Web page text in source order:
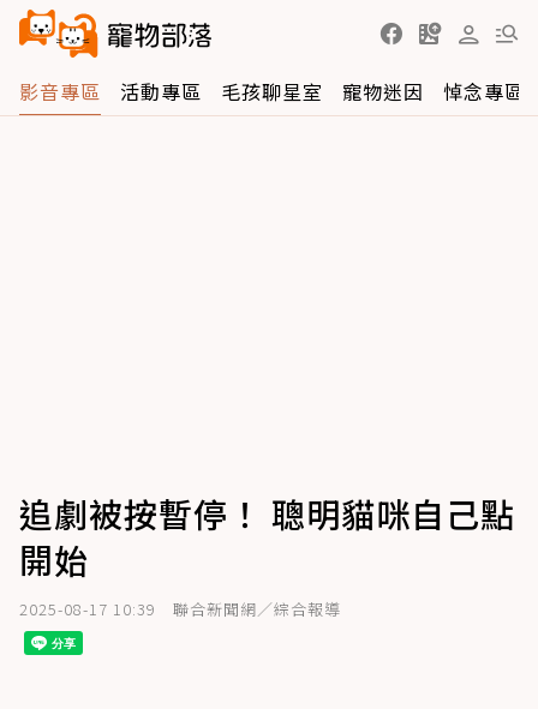
影音專區 活動專區 毛孩聊星室 寵物迷因 悼念專區
追劇被按暫停！ 聰明貓咪自己點
開始
2025-08-17 10:39 聯合新聞網／綜合報導